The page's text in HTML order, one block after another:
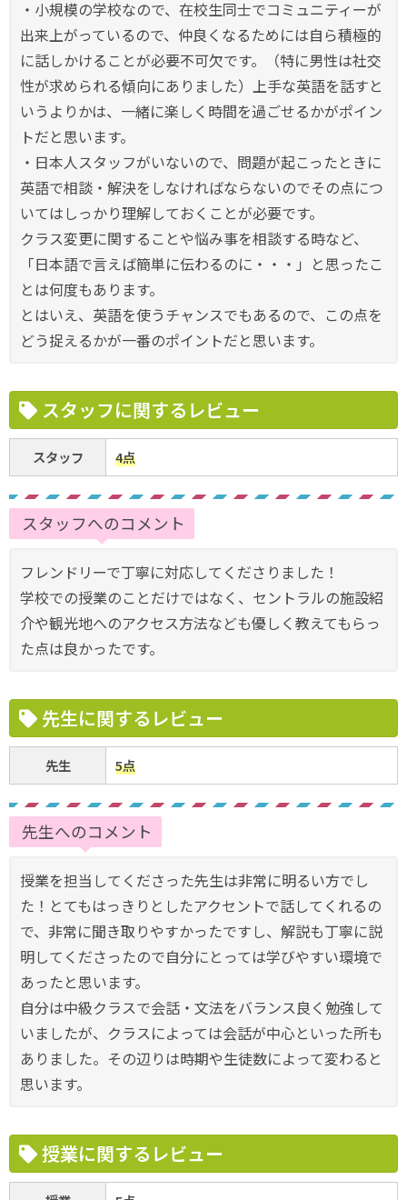
・小規模の学校なので、在校生同士でコミュニティーが
出来上がっているので、仲良くなるためには自ら積極的
に話しかけることが必要不可欠です。（特に男性は社交
性が求められる傾向にありました）上手な英語を話すと
いうよりかは、一緒に楽しく時間を過ごせるかがポイン
トだと思います。
・日本人スタッフがいないので、問題が起こったときに
英語で相談・解決をしなければならないのでその点につ
いてはしっかり理解しておくことが必要です。
クラス変更に関することや悩み事を相談する時など、
「日本語で言えば簡単に伝わるのに・・・」と思ったこ
とは何度もあります。
とはいえ、英語を使うチャンスでもあるので、この点を
どう捉えるかが一番のポイントだと思います。
スタッフに関するレビュー
スタッフ 4点
スタッフへのコメント
フレンドリーで丁寧に対応してくださりました！
学校での授業のことだけではなく、セントラルの施設紹
介や観光地へのアクセス方法なども優しく教えてもらっ
た点は良かったです。
先生に関するレビュー
先生 5点
先生へのコメント
授業を担当してくださった先生は非常に明るい方でし
た！とてもはっきりとしたアクセントで話してくれるの
で、非常に聞き取りやすかったですし、解説も丁寧に説
明してくださったので自分にとっては学びやすい環境で
あったと思います。
自分は中級クラスで会話・文法をバランス良く勉強して
いましたが、クラスによっては会話が中心といった所も
ありました。その辺りは時期や生徒数によって変わると
思います。
授業に関するレビュー